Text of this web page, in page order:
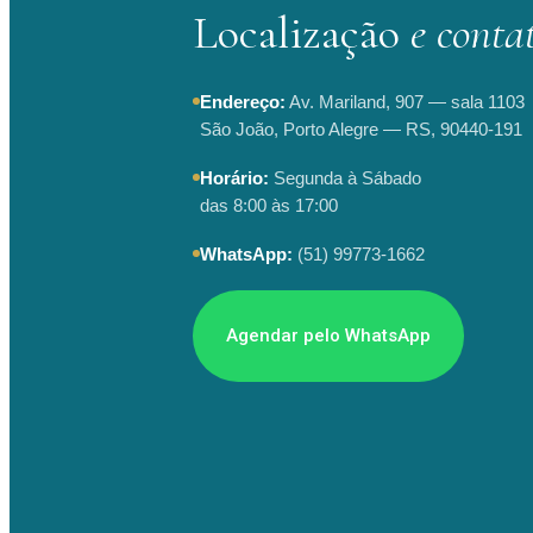
Localização e
Endereço: Av. Mariland, 907 — sala 1103
São João, Porto Alegre — RS, 90440-191
Horário: Segunda à Sábado
das 8:00 às 17:00
WhatsApp: (51) 99773-1662
Agendar pelo WhatsApp